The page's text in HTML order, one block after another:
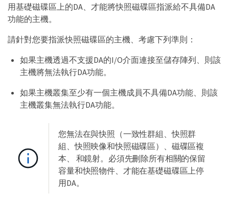
用基礎磁碟區上的DA、才能將快照磁碟區指派給不具備DA
功能的主機。
請針對您要指派快照磁碟區的主機、考慮下列準則：
如果主機透過不支援DA的I/O介面連接至儲存陣列、則該
主機將無法執行DA功能。
如果主機叢集至少有一個主機成員不具備DA功能、則該
主機叢集無法執行DA功能。
您無法在與快照（一致性群組、快照群
組、快照映像和快照磁碟區）、磁碟區複
本、 和鏡射。必須先刪除所有相關的保留
容量和快照物件、才能在基礎磁碟區上停
用DA。